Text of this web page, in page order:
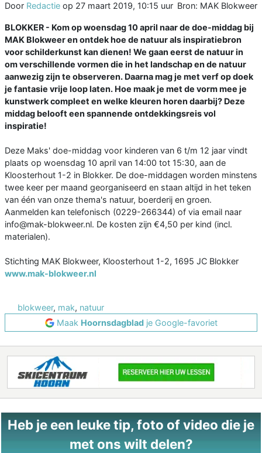
Door Redactie op 27 maart 2019, 10:15 uur Bron: MAK Blokweer
BLOKKER - Kom op woensdag 10 april naar de doe-middag bij
MAK Blokweer en ontdek hoe de natuur als inspiratiebron
voor schilderkunst kan dienen! We gaan eerst de natuur in
om verschillende vormen die in het landschap en de natuur
aanwezig zijn te observeren. Daarna mag je met verf op doek
je fantasie vrije loop laten. Hoe maak je met de vorm mee je
kunstwerk compleet en welke kleuren horen daarbij? Deze
middag belooft een spannende ontdekkingsreis vol
inspiratie!
Deze Maks' doe-middag voor kinderen van 6 t/m 12 jaar vindt
plaats op woensdag 10 april van 14:00 tot 15:30, aan de
Kloosterhout 1-2 in Blokker. De doe-middagen worden minstens
twee keer per maand georganiseerd en staan altijd in het teken
van één van onze thema's natuur, boerderij en groen.
Aanmelden kan telefonisch (0229-266344) of via email naar
info@mak-blokweer.nl. De kosten zijn €4,50 per kind (incl.
materialen).
Stichting MAK Blokweer, Kloosterhout 1-2, 1695 JC Blokker
www.mak-blokweer.nl
blokweer, mak, natuur
Maak Hoornsdagbladje Google-favoriet
Heb je een leuke tip, foto of video die je
met ons wilt delen?